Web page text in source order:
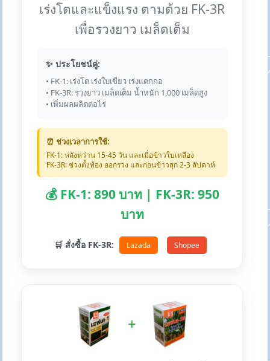
เร่งโตและแข็งแรง ตามด้วย FK-3R
เพื่อรวงยาว เมล็ดเต็ม
✨ ประโยชน์คู่:
• FK-1: เร่งโต เร่งใบเขียว เร่งแตกกอ
• FK-3R: รวงยาว เมล็ดเต็ม น้ำหนัก 1,000 เมล็ดสูง
• เพิ่มผลผลิตต่อไร่
⏰ ช่วงเวลาการใช้:
FK-1: หลังหว่าน 15-45 วัน และเมื่อข้าวใบเหลือง
FK-3R: ช่วงตั้งท้อง ออกรวง และก่อนข้าวสุก 2-3 สัปดาห์
💰 FK-1: 890 บาท | FK-3R: 950
บาท
🛒 สั่งซื้อ FK-3R: Lazada Shopee
+